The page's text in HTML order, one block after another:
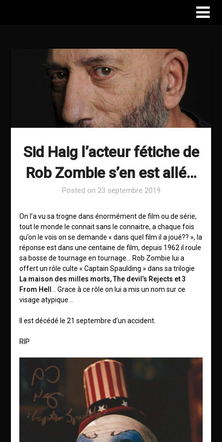
Sid Haig l’acteur fétiche de
Rob Zombie s’en est allé…
Posted on 23 septembre 2019
On l’a vu sa trogne dans énormément de film ou de série,
tout le monde le connait sans le connaitre, a chaque fois
qu’on le vois on se demande « dans quel film il a joué?? », la
réponse est dans une centaine de film, depuis 1962 il roule
sa bosse de tournage en tournage… Rob Zombie lui a
offert un rôle culte « Captain Spaulding » dans sa trilogie
La maison des milles morts, The devil’s Rejects et 3
From Hell … Grace à ce rôle on lui a mis un nom sur ce
visage atypique…
Il est décédé le 21 septembre d’un accident.
RIP